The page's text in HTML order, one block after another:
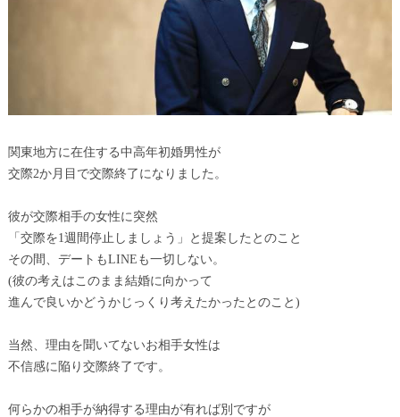
関東地方に在住する中高年初婚男性が
交際2か月目で交際終了になりました。
彼が交際相手の女性に突然
「交際を1週間停止しましょう」と提案したとのこと
その間、デートもLINEも一切しない。
(彼の考えはこのまま結婚に向かって
進んで良いかどうかじっくり考えたかったとのこと)
当然、理由を聞いてないお相手女性は
不信感に陥り交際終了です。
何らかの相手が納得する理由が有れば別ですが